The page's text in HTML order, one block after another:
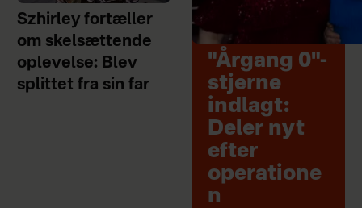
Szhirley fortæller
om skelsættende
oplevelse: Blev
splittet fra sin far
"Årgang 0"-
stjerne
indlagt:
Deler nyt
efter
operatione
n